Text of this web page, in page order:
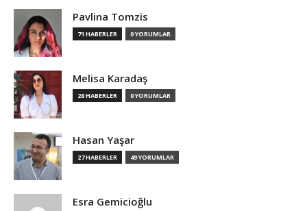
Pavlina Tomzis
71 HABERLER 0 YORUMLAR
Melisa Karadaş
28 HABERLER 0 YORUMLAR
Hasan Yaşar
27 HABERLER 49 YORUMLAR
Esra Gemicioğlu